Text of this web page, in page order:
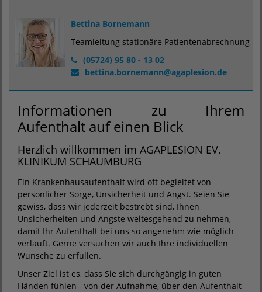
Bettina Bornemann
Teamleitung stationäre Patientenabrechnung
(05724) 95 80 - 13 02
bettina.bornemann@agaplesion.de
Informationen zu Ihrem
Aufenthalt auf einen Blick
Herzlich willkommen im AGAPLESION EV.
KLINIKUM SCHAUMBURG
Ein Krankenhausaufenthalt wird oft begleitet von
persönlicher Sorge, Unsicherheit und Angst. Seien Sie
gewiss, dass wir jederzeit bestrebt sind, Ihnen
Unsicherheiten und Ängste weitesgehend zu nehmen,
damit Ihr Aufenthalt bei uns so angenehm wie möglich
verläuft. Gerne versuchen wir auch Ihre individuellen
Wünsche zu erfüllen.
Unser Ziel ist es, dass Sie sich durchgängig in guten
Händen fühlen - von der Aufnahme, über den Aufenthalt